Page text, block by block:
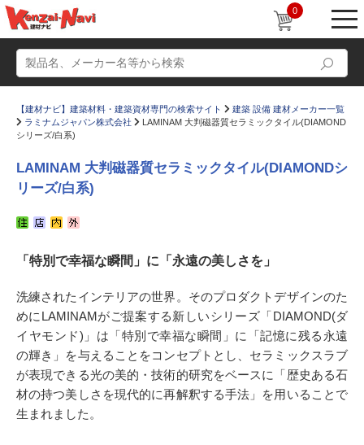
0
すまいリング 設計士インタビュー
Q＆A 販売・施工代理店募集
お気に入り
【建材ナビ】建築材料・建築資材専門の検索サイト
建築 設備 建材メーカー一覧
ラミナムジャパン株式会社
LAMINAM 大判磁器質セラミックタイル(DIAMOND
シリーズ/白系)
LAMINAM 大判磁器質セラミックタイル(DIAMONDシ
リーズ/白系)
「特別で幸福な瞬間」に「永遠の美しさを」
洗練されたインテリアの世界。そのプロダクトデザインのた
めにLAMINAMがご提案する新しいシリーズ「DIAMOND(ダ
イヤモンド)」は「特別で幸福な瞬間」に「記憶に残る永遠
の輝き」を与えることをコンセプトとし、セラミックスラブ
が表現できる光の美的・技術的研究をベースに「歴史ある石
材の持つ美しさを現代的に再解釈する手法」を用いることで
生まれました。